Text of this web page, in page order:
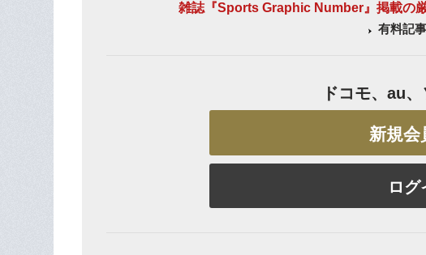
雑誌『Sports Graphic Number』掲載の
有料記
ドコモ、au
新規会
ログ